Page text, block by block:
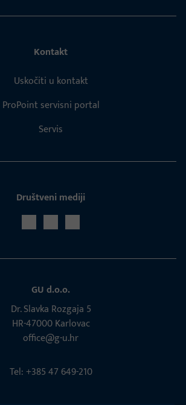
Kontakt
Uskočiti u kontakt
ProPoint servisni portal
Servis
Društveni mediji
GU d.o.o.
Dr. Slavka Rozgaja 5
HR-47000 Karlovac
office@g-u.hr
Tel: +385 47 649-210